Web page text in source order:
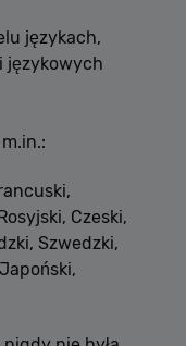
językach,
językowych
Czeski,
Szwedzki,